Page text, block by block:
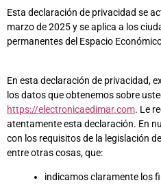
Esta declaración de privacidad se
marzo de 2025 y se aplica a los
permanentes del Espacio
En esta declaración de privacidad,
los datos que obtenemos sobre
https://electronicaedimar.com. Le
atentamente esta declaración. En
con los requisitos de la legislación
entre otras cosas, que:
indicamos claramente los